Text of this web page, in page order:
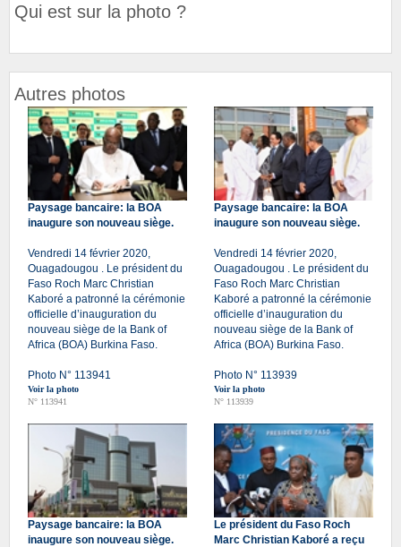
Qui est sur la photo ?
Autres photos
Paysage bancaire: la BOA
inaugure son nouveau siège.
Vendredi 14 février 2020,
Ouagadougou . Le président du
Faso Roch Marc Christian
Kaboré a patronné la cérémonie
officielle d’inauguration du
nouveau siège de la Bank of
Africa (BOA) Burkina Faso.
Photo N° 113941
Voir la photo
N° 113941
Paysage bancaire: la BOA
inaugure son nouveau siège.
Vendredi 14 février 2020,
Ouagadougou . Le président du
Faso Roch Marc Christian
Kaboré a patronné la cérémonie
officielle d’inauguration du
nouveau siège de la Bank of
Africa (BOA) Burkina Faso.
Photo N° 113939
Voir la photo
N° 113939
Paysage bancaire: la BOA
inaugure son nouveau siège.
Le président du Faso Roch
Marc Christian Kaboré a reçu